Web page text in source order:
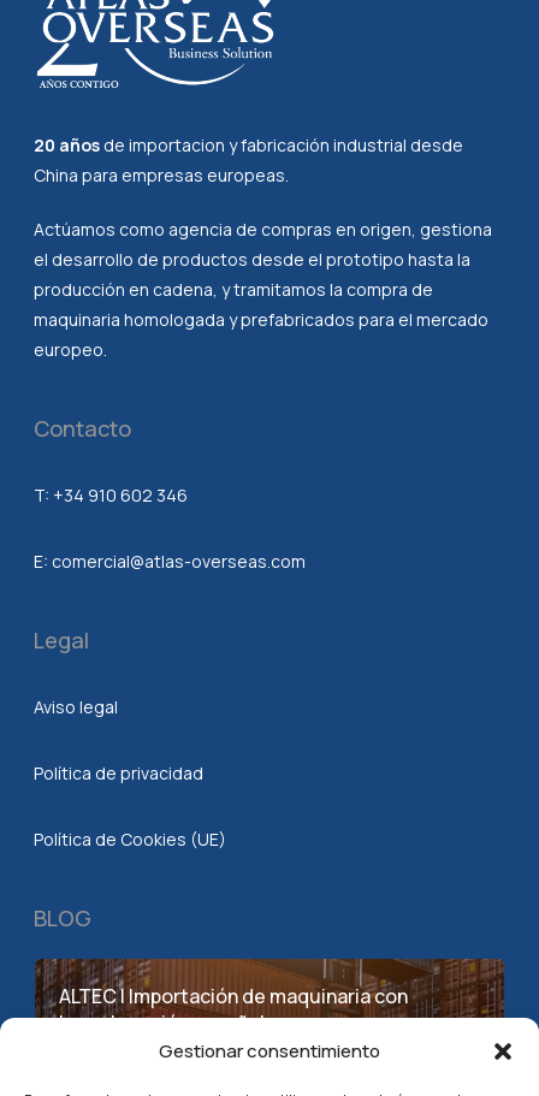
Gestionar consentimiento
20 años de importacion y fabricación industrial desde
China para empresas europeas.
Actúamos como agencia de compras en origen, gestiona
el desarrollo de productos desde el prototipo hasta la
producción en cadena, y tramitamos la compra de
maquinaria homologada y prefabricados para el mercado
europeo.
Contacto
T: +34 910 602 346
E: comercial@atlas-overseas.com
Legal
Aviso legal
Política de privacidad
Política de Cookies (UE)
BLOG
ALTEC | Importación de maquinaria con
homologación española
abril 24, 2026